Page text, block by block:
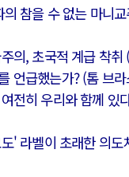
참을 수 없는 마니
의, 초국적 계급 착취
언급했는가? (톰 브
전히 우리와 함께 있
' 라벨이 초래한 ​​의도